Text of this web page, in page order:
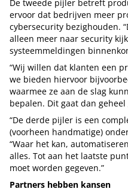
De tweede pijler betreft
ervoor dat bedrijven meer
cybersecurity bezighouden.
alleen meer naar security
systeemmeldingen
“Wij willen dat klanten een
we bieden hiervoor
waarmee ze aan de slag
bepalen. Dit gaat dan
“De derde pijler is een
(voorheen handmatige)
“Waar het kan,
alles. Tot aan het laatste
moet worden gegeven.”
Partners hebben kansen